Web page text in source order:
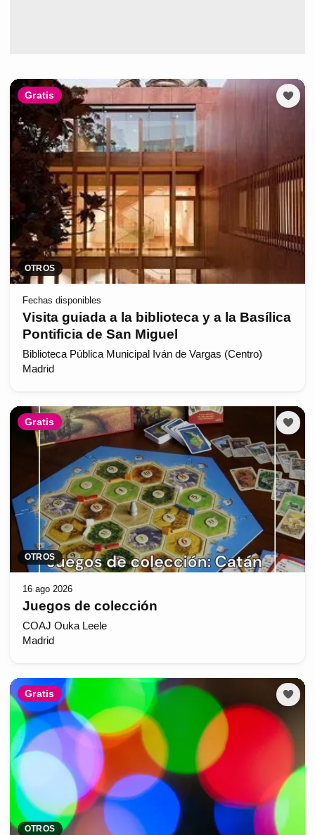
Gratis
OTROS
Fechas disponibles
Visita guiada a la biblioteca y a la Basílica
Pontificia de San Miguel
Biblioteca Pública Municipal Iván de Vargas (Centro)
Madrid
Gratis
OTROS
16 ago 2026
Juegos de colección
COAJ Ouka Leele
Madrid
Gratis
OTROS